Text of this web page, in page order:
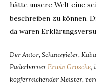
hätte unsere Welt eine
beschreiben zu können.
da waren
Der Autor, Schauspieler,
PaderbornerErwin Grosche,
kopferreichender Meister,